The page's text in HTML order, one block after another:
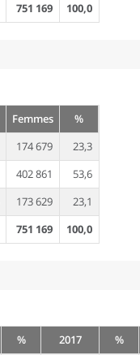
751 169
100,0
Femmes
%
174 679
23,3
402 861
53,6
173 629
23,1
751 169
100,0
% 2017 %